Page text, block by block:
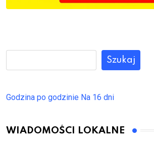
Szukaj
Godzina po godzinie Na 16 dni
WIADOMOŚCI LOKALNE